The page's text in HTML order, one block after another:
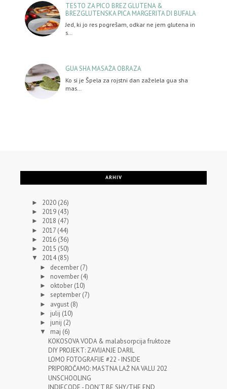
TESTO ZA PICO BREZ GLUTENA &
BREZGLUTENSKA PICA MARGERITA DI BUFALA
Jed, ki jo res pogrešam, odkar ne jem glutena in
s…
GUA SHA MASAŽA OBRAZA
Ko si je Špela za rojstni dan zaželela gua sha
mas…
ARHIV
► 2020 (26)
► 2019 (43)
► 2018 (47)
► 2017 (44)
► 2016 (36)
► 2015 (50)
▼ 2014(85)
► december (7)
► november (4)
► oktober (10)
►september (7)
► avgust (8)
► julij (10)
► junij (2)
▼ maj (6)
KOKOSOVA VODA & malabsorpcija fruktoze
DIY PROJEKT: ZAVIJANJE DARIL
LOMO FOTOGRAFIJE #22 - INSIDE
PRIPOROČAMO: MASTNA LAŽ NA VALU 202
UNSCHOOLING
INDIECODE - DON'T BE SHY/THE END